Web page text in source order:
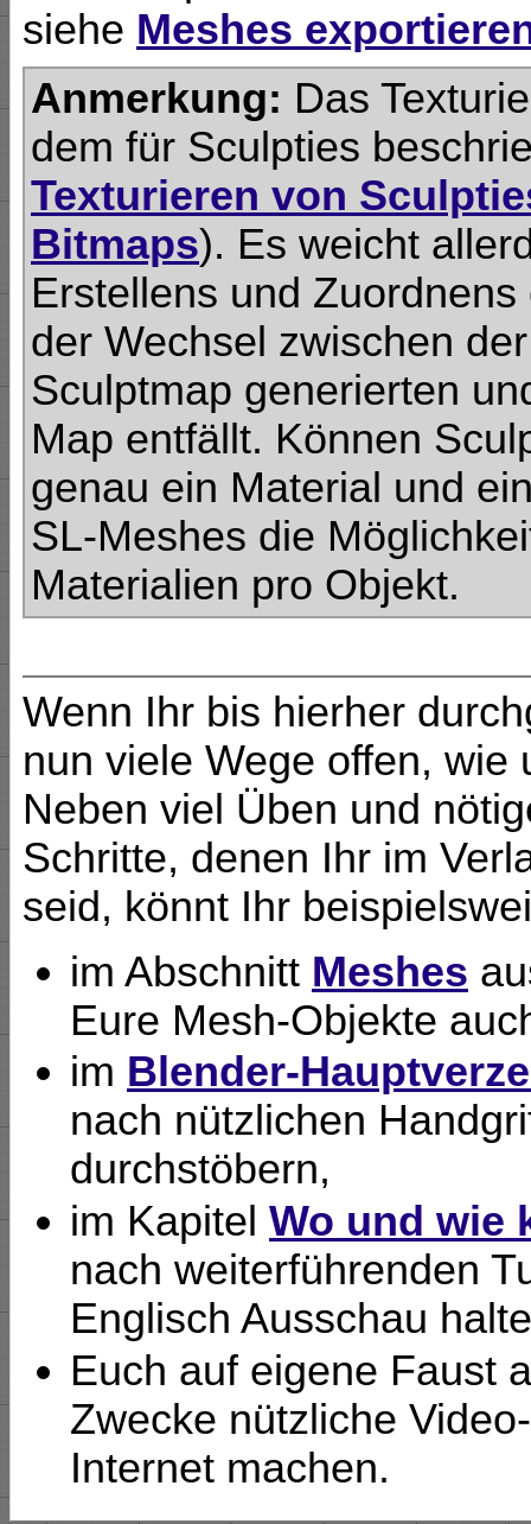
siehe Meshes
Anmerkung: Das
dem für Sculpties
Texturieren von
Bitmaps). Es weicht
Erstellens und
der Wechsel zwischen
Sculptmap generierten
Map entfällt. Können
genau ein Material und
SL-Meshes die
Materialien pro Objekt.
Wenn Ihr bis hierher
nun viele Wege offen,
Neben viel Üben und
Schritte, denen Ihr im
seid, könnt Ihr
im Abschnitt Meshes
Eure Mesh-Objekte
im Blender-
nach nützlichen
durchstöbern,
im Kapitel Wo und wie
nach weiterführenden
Englisch Ausschau
Euch auf eigene Faust
Zwecke nützliche
Internet machen.